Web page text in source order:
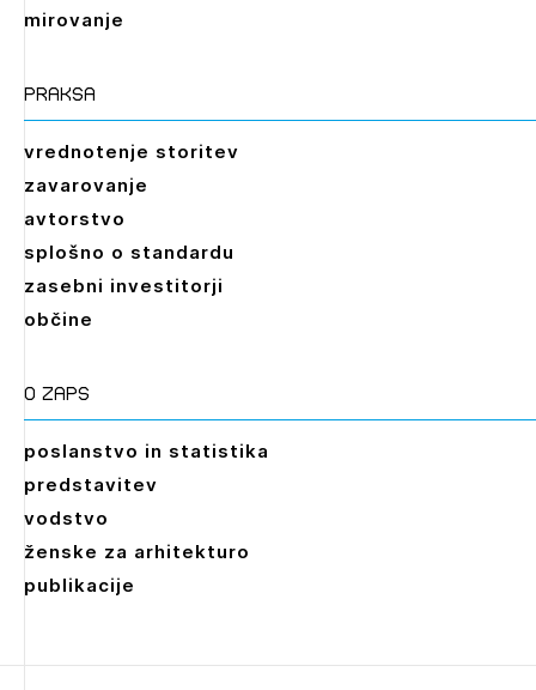
mirovanje
praksa
vrednotenje storitev
zavarovanje
avtorstvo
splošno o standardu
zasebni investitorji
občine
O zaps
poslanstvo in statistika
predstavitev
vodstvo
ženske za arhitekturo
publikacije